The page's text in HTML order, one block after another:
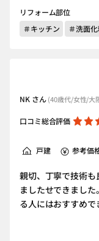
リフォーム部位
＃キッチン
＃洗面
NK さん(40歳代/女性/大
口コミ総合評価
戸建 参考価
親切、丁寧で技術
ましたせできまし
る人にはおすすめで